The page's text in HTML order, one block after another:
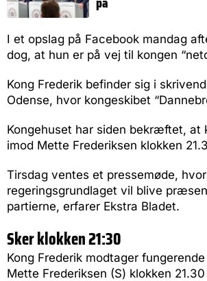
I et opslag på Facebook mandag
dog, at hun er på vej til kongen
Kong Frederik befinder sig i
Odense, hvor kongeskibet
Kongehuset har siden bekræftet, at
imod Mette Frederiksen klokken
Tirsdag ventes et pressemøde, hvor
regeringsgrundlaget vil blive
partierne, erfarer Ekstra Bladet.
Sker klokken 21:30
Kong Frederik modtager
Mette Frederiksen (S) klokken